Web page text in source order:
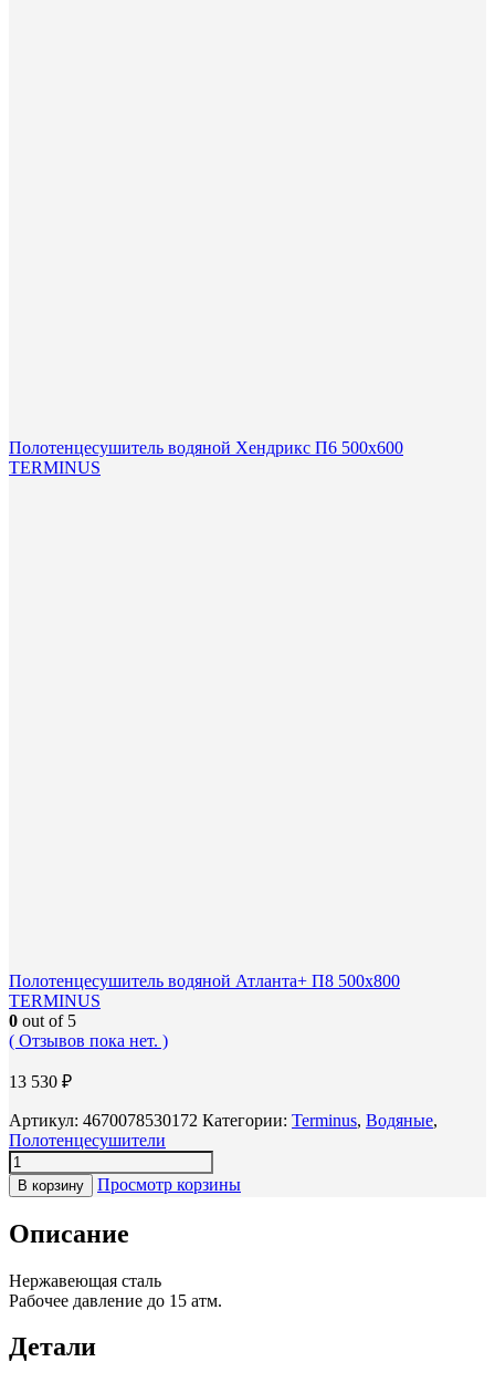
Полотенцесушитель водяной Хендрикс П6 500х600
TERMINUS
Полотенцесушитель водяной Атланта+ П8 500х800
TERMINUS
0 out of 5
( Отзывов пока нет. )
13 530 ₽
Артикул: 4670078530172 Категории: Terminus, Водяные,
Полотенцесушители
В корзину Просмотр корзины
Описание
Нержавеющая сталь
Рабочее давление до 15 атм.
Детали